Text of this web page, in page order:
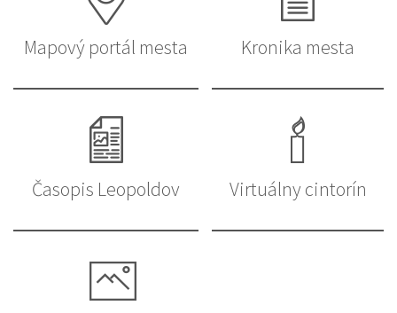
Mapový portál mesta Kronika mesta
Časopis Leopoldov Virtuálny cintorín